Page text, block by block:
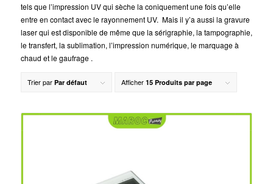
tels que l’impression UV qui sèche la coniquement une fois qu’elle
entre en contact avec le rayonnement UV. Mais il y’a aussi la gravure
laser qui est disponible de même que la sérigraphie, la tampographie,
le transfert, la sublimation, l’impression numérique, le marquage à
chaud et le gaufrage .
Trier par Par défaut Afficher 15 Produits par page